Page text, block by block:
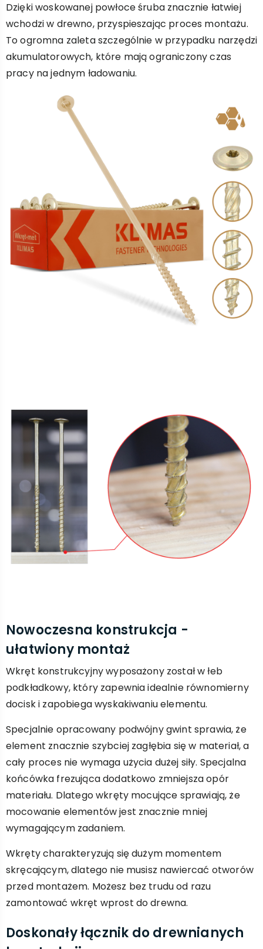
Dzięki woskowanej powłoce śruba znacznie łatwiej
wchodzi w drewno, przyspieszając proces montażu.
To ogromna zaleta szczególnie w przypadku narzędzi
akumulatorowych, które mają ograniczony czas
pracy na jednym ładowaniu.
Nowoczesna konstrukcja -
ułatwiony montaż
Wkręt konstrukcyjny wyposażony został w łeb
podkładkowy, który zapewnia idealnie równomierny
docisk i zapobiega wyskakiwaniu elementu.
Specjalnie opracowany podwójny gwint sprawia, że
element znacznie szybciej zagłębia się w materiał, a
cały proces nie wymaga użycia dużej siły. Specjalna
końcówka frezująca dodatkowo zmniejsza opór
materiału. Dlatego wkręty mocujące sprawiają, że
mocowanie elementów jest znacznie mniej
wymagającym zadaniem.
Wkręty charakteryzują się dużym momentem
skręcającym, dlatego nie musisz nawiercać otworów
przed montażem. Możesz bez trudu od razu
zamontować wkręt wprost do drewna.
Doskonały łącznik do drewnianych